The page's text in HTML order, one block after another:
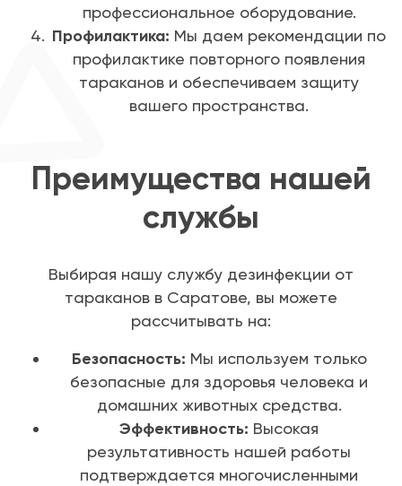
профессиональное оборудование.
Профилактика: Мы даем рекомендации по
профилактике повторного появления
тараканов и обеспечиваем защиту
вашего пространства.
Преимущества нашей
службы
Выбирая нашу службу дезинфекции от
тараканов в Саратове, вы можете
рассчитывать на:
Безопасность: Мы используем только
безопасные для здоровья человека и
домашних животных средства.
Эффективность: Высокая
результативность нашей работы
подтверждается многочисленными